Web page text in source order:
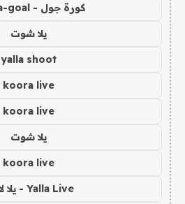
كورة جول - koora-goal
يلا شوت
yalla shoot
koora live
koora live
يلا شوت
koora live
Yalla Live - يلا لايف